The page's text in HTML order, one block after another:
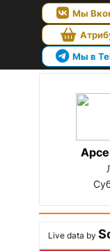
Мы
Мы в
Live data by